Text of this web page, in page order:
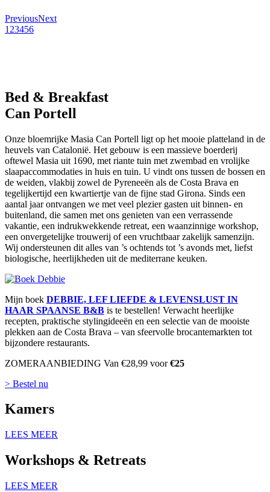
PreviousNext
1 23456
Bed & Breakfast
Can Portell
Onze bloemrijke Masia Can Portell ligt op het mooie platteland in de
heuvels van Catalonië. Het gebouw is een massieve boerderij
oftewel Masia uit 1690, met riante tuin met zwembad en vrolijke
slaapaccommodaties in huis en tuin. U vindt ons tussen de bossen en
de weiden, vlakbij zowel de Pyreneeën als de Costa Brava en
tegelijkertijd een kwartiertje van de fijne stad Girona. Sinds een
aantal jaar ontvangen we met veel plezier gasten uit binnen- en
buitenland, die samen met ons genieten van een verrassende
vakantie, een indrukwekkende retreat, een waanzinnige workshop,
een onvergetelijke trouwerij of een vruchtbaar zakelijk samenzijn.
Wij ondersteunen dit alles van ’s ochtends tot ’s avonds met, liefst
biologische, heerlijkheden uit de mediterrane keuken.
Mijn boek DEBBIE, LEF LIEFDE & LEVENSLUST IN
HAAR SPAANSE B&B is te bestellen! Verwacht heerlijke
recepten, praktische stylingideeën en een selectie van de mooiste
plekken aan de Costa Brava – van sfeervolle brocantemarkten tot
bijzondere restaurants.
ZOMERAANBIEDING Van €28,99 voor€25
> Bestel nu
Kamers
LEES MEER
Workshops & Retreats
LEES MEER